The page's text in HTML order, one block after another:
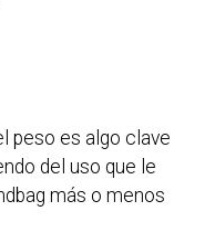
peso es algo clave
del uso que le
más o menos